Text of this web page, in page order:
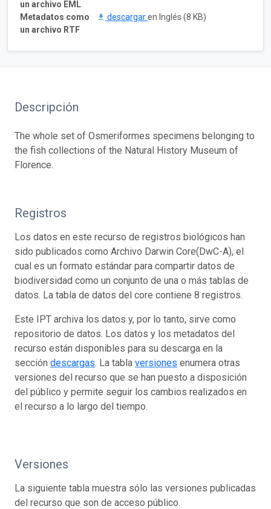
un archivo EML
Metadatos como
un archivo RTF
descargaren Inglés (8 KB)
Descripción
The whole set of Osmeriformes specimens belonging to
the fish collections of the Natural History Museum of
Florence.
Registros
Los datos en este recurso de registros biológicos han
sido publicados como Archivo Darwin Core(DwC-A), el
cual es un formato estándar para compartir datos de
biodiversidad como un conjunto de una o más tablas de
datos. La tabla de datos del core contiene 8 registros.
Este IPT archiva los datos y, por lo tanto, sirve como
repositorio de datos. Los datos y los metadatos del
recurso están disponibles para su descarga en la
sección descargas. La tabla versiones enumera otras
versiones del recurso que se han puesto a disposición
del público y permite seguir los cambios realizados en
el recurso a lo largo del tiempo.
Versiones
La siguiente tabla muestra sólo las versiones publicadas
del recurso que son de acceso público.